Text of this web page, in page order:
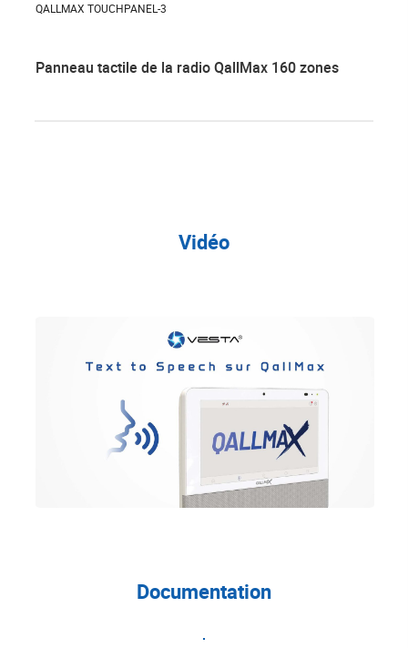
QALLMAX TOUCHPANEL-3
Panneau tactile de la radio QallMax 160 zones
Vidéo
Documentation